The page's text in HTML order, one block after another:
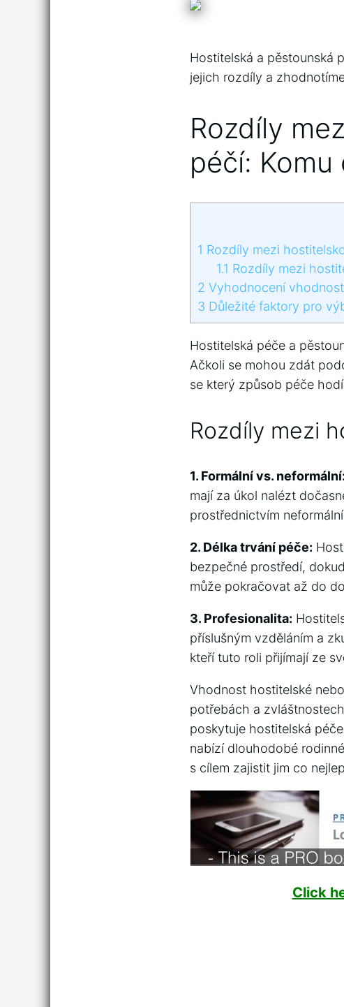
Hostitelská a pěstounská
jejich rozdíly‍ a
Rozdíly
péčí:
1 Rozdíly mezi
1.1 Rozdíly mezi
2 Vyhodnocení
3 Důležité faktory pro
Hostitelská péče a
Ačkoli se mohou zdát
se který způsob péče⁤
Rozdíly mezi
1. Formální vs. neformální:
mají za úkol nalézt​
prostřednictvím
2.​ Délka trvání péče:
bezpečné prostředí,
může pokračovat až do
3. Profesionalita:
příslušným vzděláním a
kteří tuto ‌roli přijímají ze
Vhodnost hostitelské
potřebách a
poskytuje hostitelská
nabízí dlouhodobé
s cílem zajistit jim co
Click